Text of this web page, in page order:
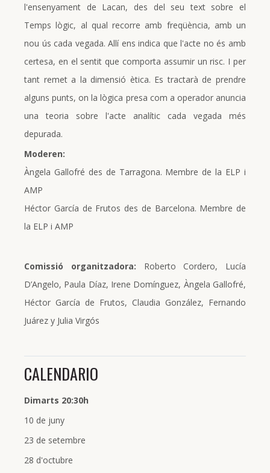
l'ensenyament de Lacan, des del seu text sobre el
Temps lògic, al qual recorre amb freqüència, amb un
nou ús cada vegada. Allí ens indica que l'acte no és amb
certesa, en el sentit que comporta assumir un risc. I per
tant remet a la dimensió ètica. Es tractarà de prendre
alguns punts, on la lògica presa com a operador anuncia
una teoria sobre l'acte analític cada vegada més
depurada.
Moderen:
Àngela Gallofré des de Tarragona. Membre de la ELP i
AMP
Héctor García de Frutos des de Barcelona. Membre de
la ELP i AMP
Comissió organitzadora: Roberto Cordero, Lucía
D’Angelo, Paula Díaz, Irene Domínguez, Àngela Gallofré,
Héctor García de Frutos, Claudia González, Fernando
Juárez y Julia Virgós
CALENDARIO
Dimarts 20:30h
10 de juny
23 de setembre
28 d'octubre